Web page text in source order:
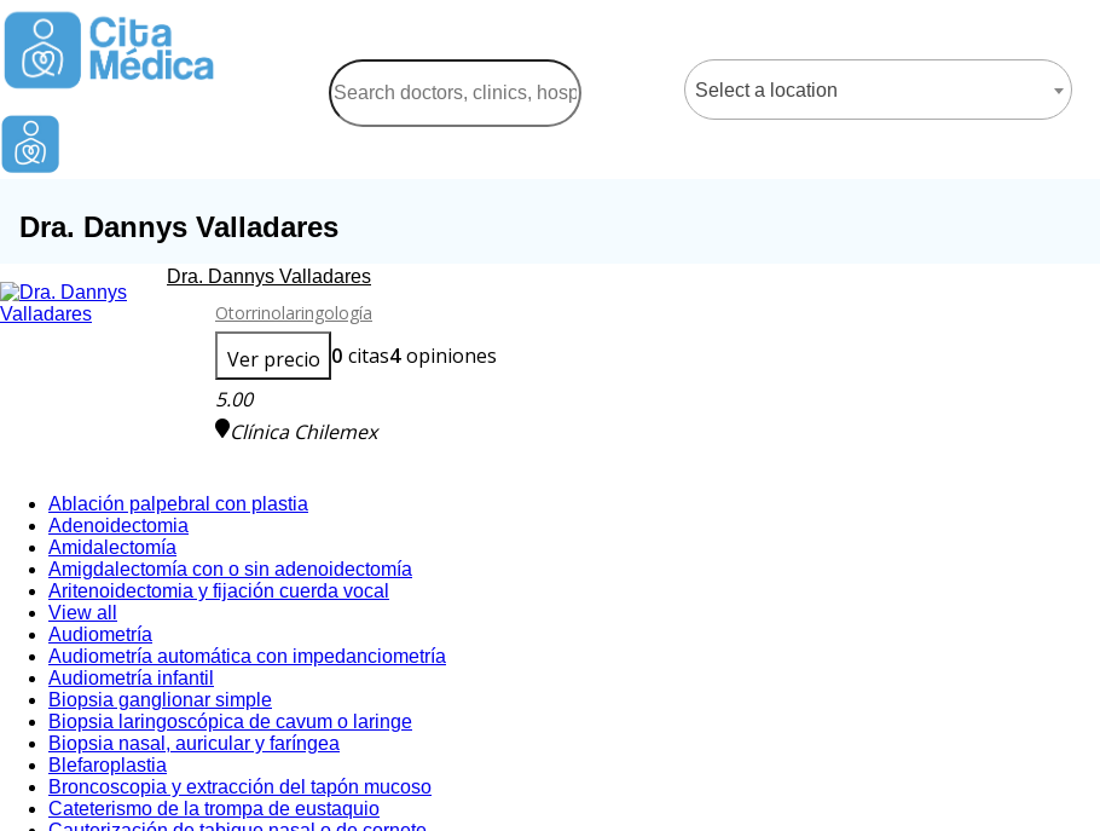
Select a location
Dra. Dannys Valladares
Dra. Dannys Valladares
Otorrinolaringología
Ver precio 0 citas4 opiniones
5.00
Clínica Chilemex
Ablación palpebral con plastia
Adenoidectomia
Amidalectomía
Amigdalectomía con o sin adenoidectomía
Aritenoidectomia y fijación cuerda vocal
View all
Audiometría
Audiometría automática con impedanciometría
Audiometría infantil
Biopsia ganglionar simple
Biopsia laringoscópica de cavum o laringe
Biopsia nasal, auricular y faríngea
Blefaroplastia
Broncoscopia y extracción del tapón mucoso
Cateterismo de la trompa de eustaquio